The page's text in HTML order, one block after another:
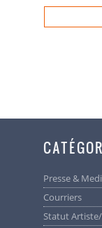
Presse &
Courriers
Statut